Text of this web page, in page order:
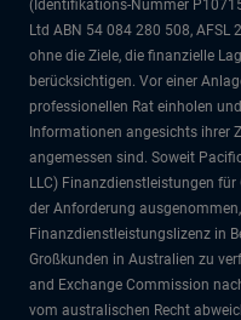
(Identifikations-Nummer
Ltd ABN 54 084 280 508, AFSL
ohne die Ziele, die finanzielle
berücksichtigen. Vor einer
professionellen Rat einholen
Informationen angesichts ihrer
angemessen sind. Soweit
LLC) Finanzdienstleistungen für
der Anforderung
Finanzdienstleistungslizenz in
Großkunden in Australien zu
and Exchange Commission
vom australischen Recht